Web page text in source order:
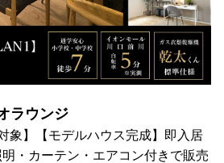
ラウンジ
象】【モデルハウス完成】即入居
・カーテン・エアコン付きで販売